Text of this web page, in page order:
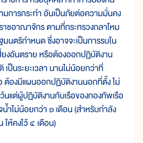
มการกระทำ อันเป็นภัยต่อความมั่นคง
ชอาณาจักร ตามที่กระทรวงกลาโหม
นตรีกำหนด ซึ่งอาจจะเป็นการรบใน
ยงอันตราย หรือต้องออกปฏิบัติงาน
ป็นระยะเวลา นานไม่น้อยกว่าที่
ต้องมีแผนออกปฏิบัติงานนอกที่ตั้ง ไม่
นแต่ผู้ปฏิบัติงานกับเรือของกองทัพเรือ
น้ำไม่น้อยกว่า ๑ เดือน (สำหรับกำลัง
ห้คงไว้ ๔ เดือน)